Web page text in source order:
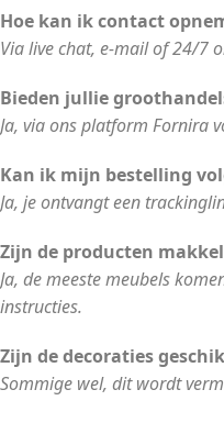
Hoe kan ik contact
Via live chat, e-mail of 24/7
Bieden jullie
Ja, via ons platform Fornira
Kan ik mijn bestelling
Ja, je ontvangt een
Zijn de producten
Ja, de meeste meubels
instructies.
Zijn de decoraties
Sommige wel, dit wordt